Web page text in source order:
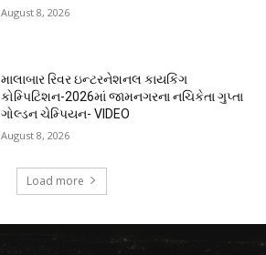
August 8, 2026
માલાબાર રિવર ઇન્ટરનેશનલ કાયકિંગ
કોમ્પિટિશન-2026માં જામનગરના નચિકેતા ગુપ્તા
ગોલ્ડન ચેમ્પિયન- VIDEO
August 8, 2026
Load more